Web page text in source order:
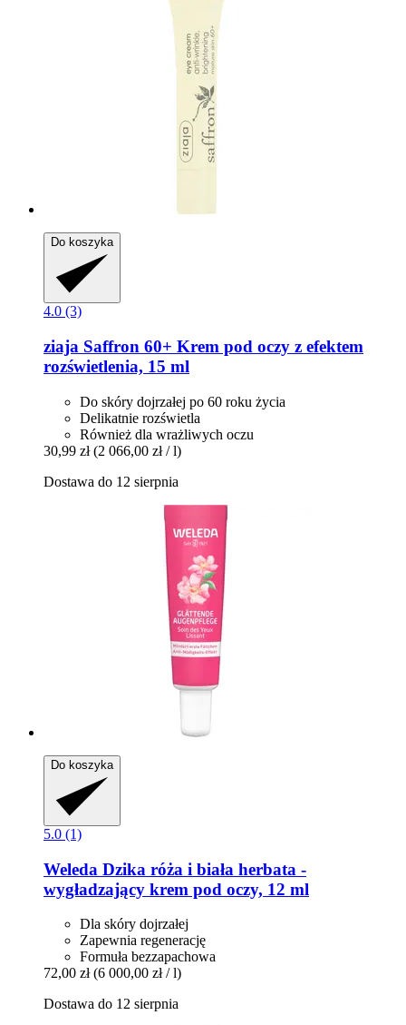
Do koszyka
4.0 (3)
ziaja Saffron 60+ Krem pod oczy z efektem
rozświetlenia, 15 ml
Do skóry dojrzałej po 60 roku życia
Delikatnie rozświetla
Również dla wrażliwych oczu
30,99 zł (2 066,00 zł / l)
Dostawa do 12 sierpnia
Do koszyka
5.0 (1)
Weleda Dzika róża i biała herbata -​
wygładzający krem pod oczy, 12 ml
Dla skóry dojrzałej
Zapewnia regenerację
Formuła bezzapachowa
72,00 zł (6 000,00 zł / l)
Dostawa do 12 sierpnia